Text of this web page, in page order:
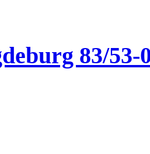
83/53-